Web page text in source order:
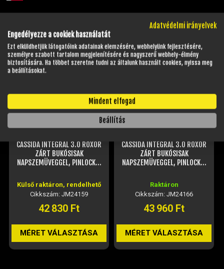
HELYETTESÍTŐ TERMÉKEK
CASSIDA INTEGRAL 3.0 ROXOR
ZÁRT BUKÓSISAK
NAPSZEMÜVEGGEL, PINLOCK...
Külső raktáron, rendelhető
Cikkszám: JM24159
42 830 Ft
MÉRET VÁLASZTÁSA
CASSIDA INTEGRAL 3.0 ROXOR
ZÁRT BUKÓSISAK
NAPSZEMÜVEGGEL, PINLOCK...
Raktáron
Cikkszám: JM24166
43 960 Ft
MÉRET VÁLASZTÁSA
Adatvédelmi irányelvek
Engedélyezze a cookiek használatát
Ezt elküldhetjük látogatóink adatainak elemzésére, webhelyünk fejlesztésére,
személyre szabott tartalom megjelenítésére és nagyszerű webhely-élmény
biztosítására. Ha többet szeretne tudni az általunk használt cookies, nyissa meg
a beállításokat.
Mindent elfogad
Beállítás